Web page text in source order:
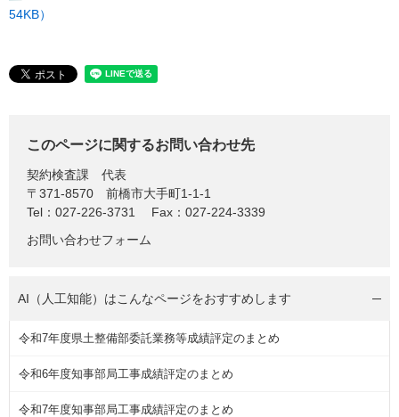
54KB）
このページに関するお問い合わせ先
契約検査課
代表
〒371-8570
前橋市大手町1-1-1
Tel：027-226-3731
Fax：027-224-3339
お問い合わせフォーム
AI（人工知能）はこんなページをおすすめします
令和7年度県土整備部委託業務等成績評定のまとめ
令和6年度知事部局工事成績評定のまとめ
令和7年度知事部局工事成績評定のまとめ